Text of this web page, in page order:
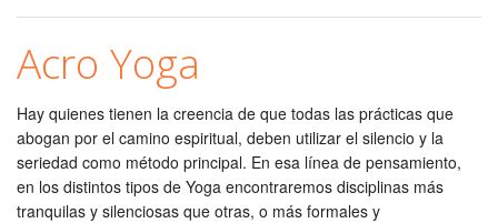
Acro Yoga
Hay quienes tienen la creencia de que todas las prácticas que
abogan por el camino espiritual, deben utilizar el silencio y la
seriedad como método principal. En esa línea de pensamiento,
en los distintos tipos de Yoga encontraremos disciplinas más
tranquilas y silenciosas que otras, o más formales y